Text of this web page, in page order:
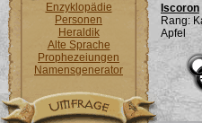
Enzyklopädie
Personen
Heraldik
Alte Sprache
Prophezeiungen
Namensgenerator
Iscoron
Rang:
Apfel